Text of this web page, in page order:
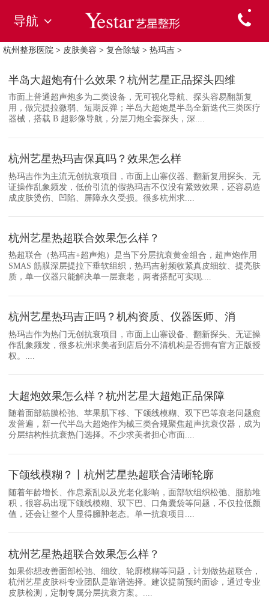
导航
杭州整形医院 > 皮肤美容 > 复合除皱 > 热玛吉 >
半岛大超炮有什么效果？杭州艺星正品探头四维
市面上普通超声炮多为二类设备，无可视化导航、探头容易翻新复
用，做完提拉微弱、短期反弹；半岛大超炮是半岛全新迭代三类医疗
器械，搭载 B 超影像导航，分层刀炮全套探头，深....
杭州艺星热玛吉保真吗？效果怎么样
热玛吉作为主流无创抗衰项目，市面上山寨仪器、翻新复用探头、无
证操作乱象频发，低价引流的假热玛吉不仅没有紧致效果，还容易造
成皮肤烫伤、凹陷、屏障永久受损。很多杭州求....
杭州艺星热超联合效果怎么样？
热超联合（热玛吉+超声炮）是当下分层抗衰黄金组合，超声炮作用
SMAS 筋膜深层提拉下垂软组织，热玛吉射频收紧真皮细纹、提亮肤
质，单一仪器只能解决单一层衰老，两者搭配可实现....
杭州艺星热玛吉正吗？机构资质、仪器医师、消
热玛吉作为热门无创抗衰项目，市面上山寨设备、翻新探头、无证操
作乱象频发，很多杭州求美者到店后分不清机构是否拥有官方正版授
权。....
大超炮效果怎么样？杭州艺星大超炮正品保障
随着面部筋膜松弛、苹果肌下移、下颌线模糊、双下巴等衰老问题愈
发普遍，新一代半岛大超炮作为械三类合规聚焦超声抗衰仪器，成为
分层结构性抗衰热门选择。不少求美者担心市面....
下颌线模糊？丨杭州艺星热超联合清晰轮廓
随着年龄增长、作息紊乱以及光老化影响，面部软组织松弛、脂肪堆
积，很容易出现下颌线模糊、双下巴、口角囊袋等问题，不仅拉低颜
值，还会让整个人显得臃肿老态。单一抗衰项目....
杭州艺星热超联合效果怎么样？
如果你想改善面部松弛、细纹、轮廓模糊等问题，计划做热超联合，
杭州艺星皮肤科专业团队是靠谱选择。建议提前预约面诊，通过专业
皮肤检测，定制专属分层抗衰方案。....